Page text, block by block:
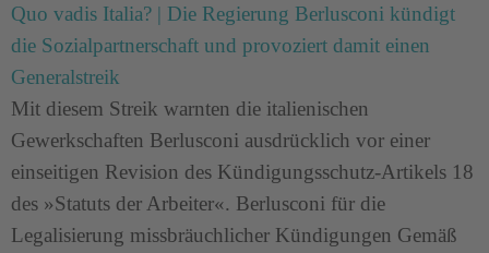
Quo vadis Italia? | Die Regierung Berlusconi kündigt
die Sozialpartnerschaft und provoziert damit einen
Generalstreik
Mit diesem Streik warnten die italienischen
Gewerkschaften Berlusconi ausdrücklich vor einer
einseitigen Revision des Kündigungsschutz-Artikels 18
des »Statuts der Arbeiter«. Berlusconi für die
Legalisierung missbräuchlicher Kündigungen Gemäß